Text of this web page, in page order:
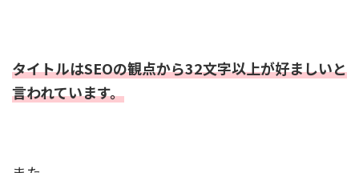
タイトルはSEOの観点から32文字以上が好ましいと
言われています。